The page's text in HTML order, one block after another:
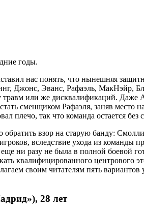
годы.
нас понять, что нынешняя
Джонс, Эванс, Рафаэль, МакНэйр,
травм или же дисквалификаций. Даже
сменщиком Рафаэля, заняв место
плечо, так что команда остается без
взор на старую банду:
вследствие ухода из команды
ни разу не была в полной боевой
квалифицированного центрового
своим читателям пять
28 лет